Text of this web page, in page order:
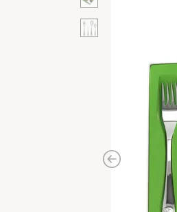
Previous